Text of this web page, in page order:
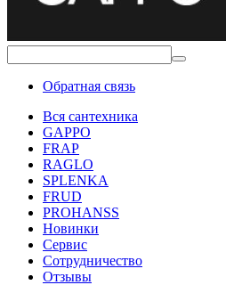
Обратная связь
Вся сантехника
GAPPO
FRAP
RAGLO
SPLENKA
FRUD
PROHANSS
Новинки
Сервис
Сотрудничество
Отзывы